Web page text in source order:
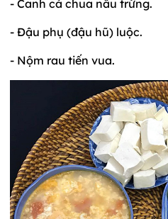
- Canh cà chua nấu trứng.
- Đậu phụ (đậu hũ) luộc.
- Nộm rau tiến vua.